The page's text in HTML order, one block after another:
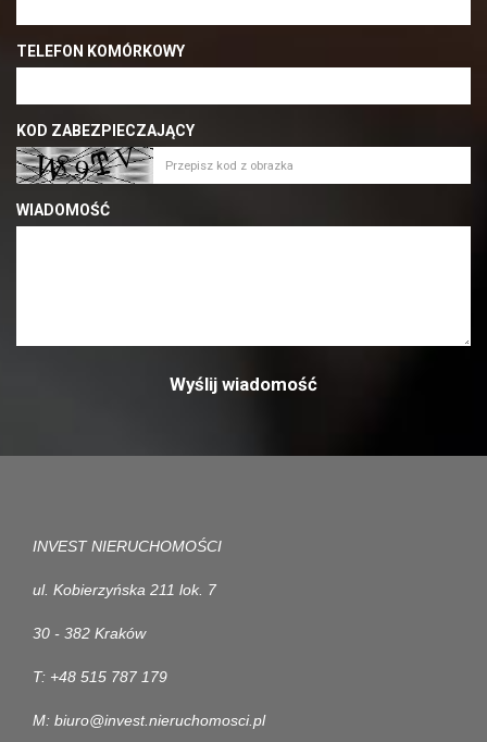
TELEFON KOMÓRKOWY
KOD ZABEZPIECZAJĄCY
WIADOMOŚĆ
INVEST NIERUCHOMOŚCI
ul. Kobierzyńska 211 lok. 7
30 - 382 Kraków
T: +48 515 787 179
M: biuro@invest.nieruchomosci.pl